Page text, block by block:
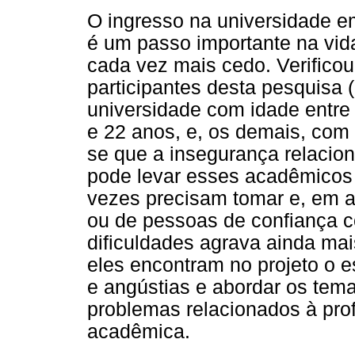
O ingresso na universidade
é um passo importante na
cada vez mais cedo.
participantes desta pesquisa
universidade com idade
e 22 anos, e, os demais,
se que a insegurança
pode levar esses
vezes precisam tomar e, em
ou de pessoas de confiança
dificuldades agrava ainda
eles encontram no projeto o
e angústias e abordar os
problemas relacionados à
acadêmica.